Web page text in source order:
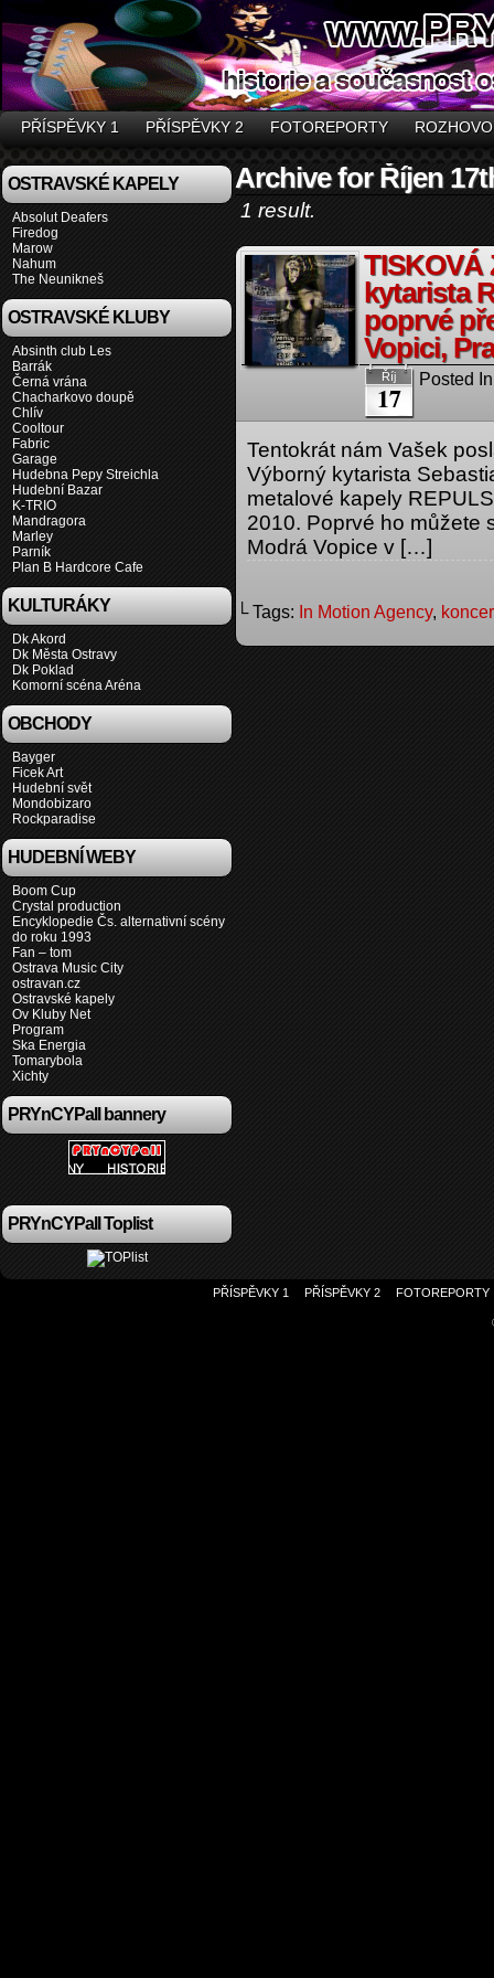
PŘÍSPĚVKY 1 PŘÍSPĚVKY 2 FOTOREPORTY
OSTRAVSKÉ KAPELY
Absolut Deafers
Firedog
Marow
Nahum
The Neunikneš
OSTRAVSKÉ KLUBY
Absinth club Les
Barrák
Černá vrána
Chacharkovo doupě
Chlív
Cooltour
Fabric
Garage
Hudebna Pepy Streichla
Hudební Bazar
K-TRIO
Mandragora
Marley
Parník
Plan B Hardcore Cafe
KULTURÁKY
Dk Akord
Dk Města Ostravy
Dk Poklad
Komorní scéna Aréna
OBCHODY
Bayger
Ficek Art
Hudební svět
Mondobizaro
Rockparadise
HUDEBNÍ WEBY
Boom Cup
Crystal production
Encyklopedie Čs. alternativní scény
do roku 1993
Fan – tom
Ostrava Music City
ostravan.cz
Ostravské kapely
Ov Kluby Net
Program
Ska Energia
Tomarybola
Xichty
PRYnCYPall bannery
PRYnCYPall Toplist
Archive for Říjen
1 result.
TISKOVÁ
kytarista
poprvé
Vopici,
Říj
17
Posted
Tentokrát nám Vašek
Výborný kytarista
metalové kapely
2010. Poprvé ho můžete
Modrá Vopice v […]
└ Tags: In Motion Agency,
PŘÍSPĚVKY 1 PŘÍSPĚVKY 2 FOTOREPORTY